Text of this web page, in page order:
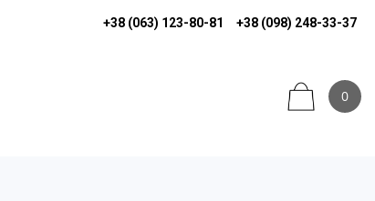
+38 (063) 123-80-81 +38 (098) 248-33-37
0